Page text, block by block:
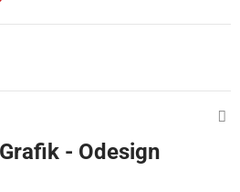
- Odesign